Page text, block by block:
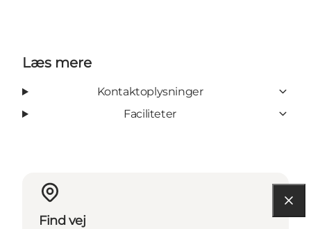
Læs mere
Kontaktoplysninger
Faciliteter
Find vej